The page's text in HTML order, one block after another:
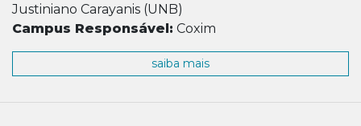
Justiniano Carayanis (UNB)
Campus Responsável: Coxim
saiba mais